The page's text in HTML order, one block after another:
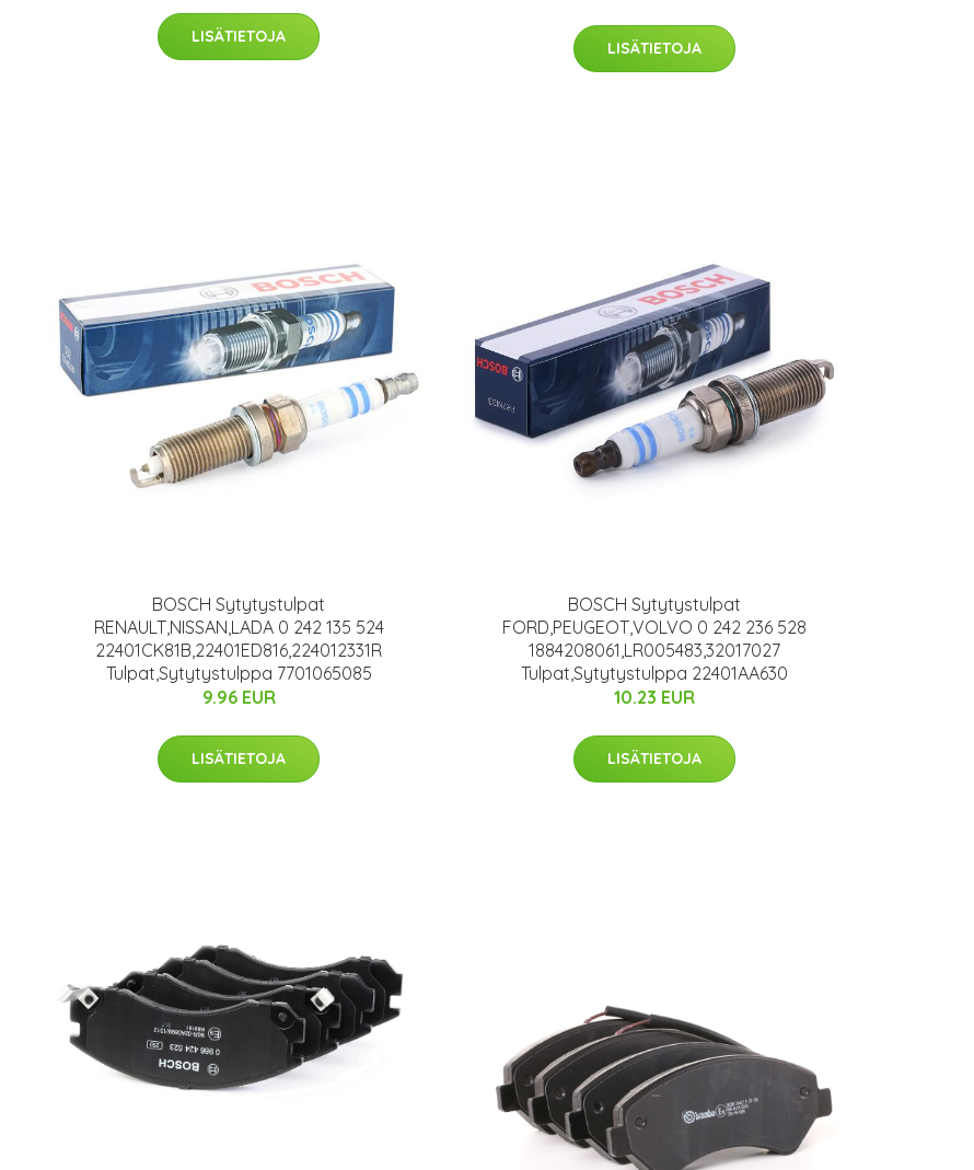
LISÄTIETOJA
LISÄTIETOJA
BOSCH Sytytystulpat
RENAULT,NISSAN,LADA 0 242 135 524
22401CK81B,22401ED816,224012331R
Tulpat,Sytytystulppa 7701065085
9.96 EUR
LISÄTIETOJA
BOSCH Sytytystulpat
FORD,PEUGEOT,VOLVO 0 242 236 528
1884208061,LR005483,32017027
Tulpat,Sytytystulppa 22401AA630
10.23 EUR
LISÄTIETOJA